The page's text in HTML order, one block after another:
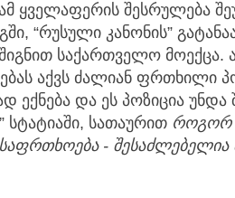
ყველაფერის შესრულება
“რუსული კანონის”
საქართველო მოექცა.
აქვს ძალიან ფრთხილი
ექნება და ეს პოზიცია უნდა
სტატიაში, სათაურით როგორ
- შესაძლებელია